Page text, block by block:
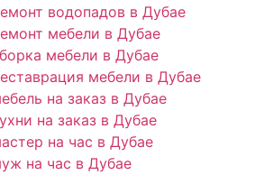
водопадов в Дубае
мебели в Дубае
мебели в Дубае
мебели в Дубае
на заказ в Дубае
на заказ в Дубае
на час в Дубае
на час в Дубае